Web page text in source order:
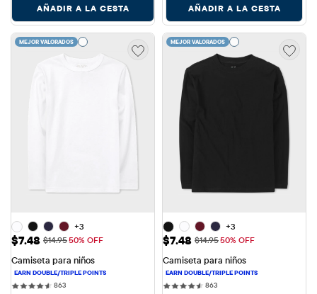
MEJOR VALORADOS
Precio de venta: $7.48
$7.48 Precio original: $14.95
$14.9550% OFF
Camiseta para niños
863863 reviews
Extended Sizes
MEJOR VALORADOS
Precio de venta: $7.48
$7.48 Precio original: $14.95
$14.9550% OFF
Camiseta para niños
863863 reviews
Extended Sizes